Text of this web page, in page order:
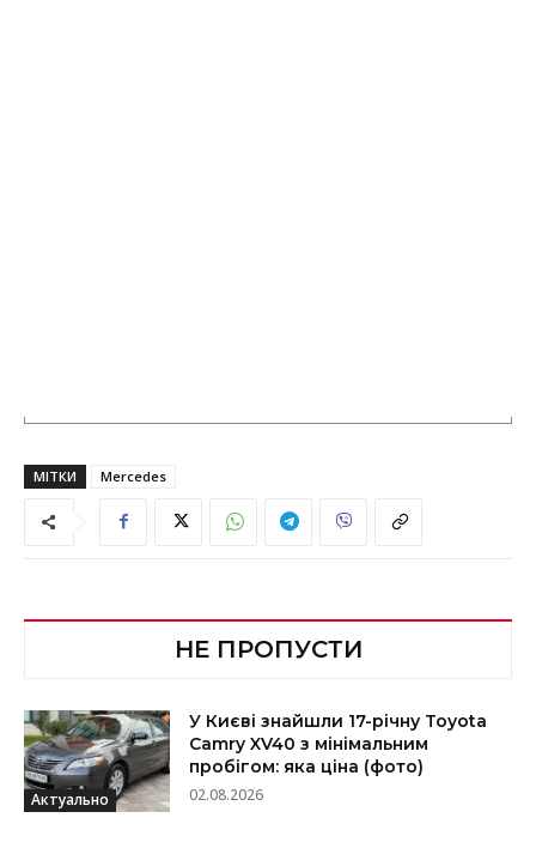
МІТКИ Mercedes
НЕ ПРОПУСТИ
Актуально
У Києві знайшли 17-річну Toyota
Camry XV40 з мінімальним
пробігом: яка ціна (фото)
02.08.2026